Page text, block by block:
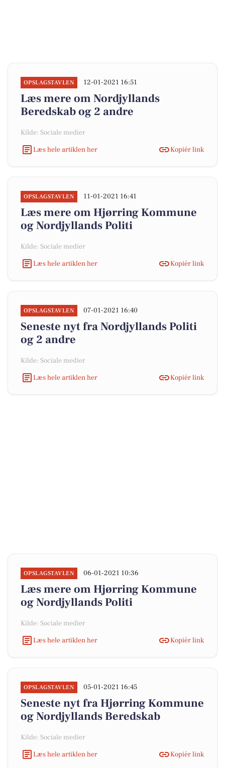
OPSLAGSTAVLEN 12-01-2021 16:51
Læs mere om Nordjyllands
Beredskab og 2 andre
Kilde: Sociale medier
Læs hele artiklen her
Kopiér link
OPSLAGSTAVLEN 11-01-2021 16:41
Læs mere om Hjørring Kommune
og Nordjyllands Politi
Kilde: Sociale medier
Læs hele artiklen her
Kopiér link
OPSLAGSTAVLEN 07-01-2021 16:40
Seneste nyt fra Nordjyllands Politi
og 2 andre
Kilde: Sociale medier
Læs hele artiklen her
Kopiér link
OPSLAGSTAVLEN 06-01-2021 10:36
Læs mere om Hjørring Kommune
og Nordjyllands Politi
Kilde: Sociale medier
Læs hele artiklen her
Kopiér link
OPSLAGSTAVLEN 05-01-2021 16:45
Seneste nyt fra Hjørring Kommune
og Nordjyllands Beredskab
Kilde: Sociale medier
Læs hele artiklen her
Kopiér link